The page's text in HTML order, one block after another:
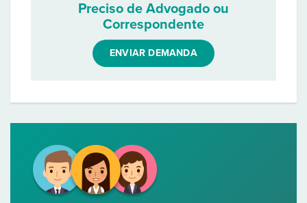
Preciso de Advogado ou
Correspondente
ENVIAR DEMANDA